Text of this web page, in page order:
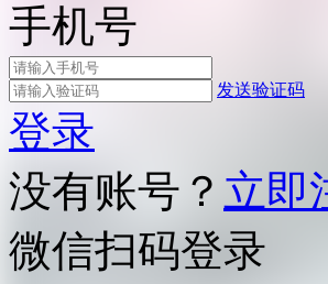
手机号
发送验证码
登录
没有账号？ 立即
微信扫码登录